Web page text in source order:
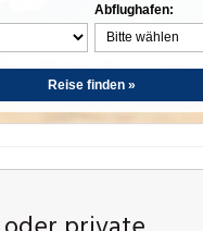
Abflughafen:
Reise finden »